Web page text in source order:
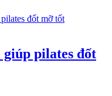
giúp pilates đốt